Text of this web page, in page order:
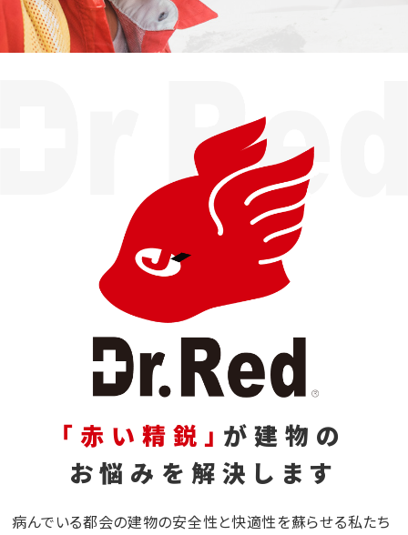
「赤い精鋭」 が建物の
お悩みを解決します
病んでいる都会の建物の安全性と快適性を蘇らせる私たち